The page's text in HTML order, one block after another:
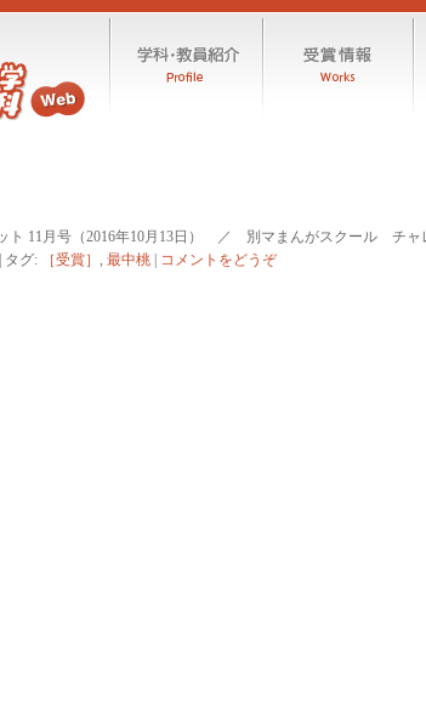
11月号（2016年10月13日） ／ 別マまんがスクール チャ
タグ: ［受賞］ , 最中桃 コメントをどうぞ